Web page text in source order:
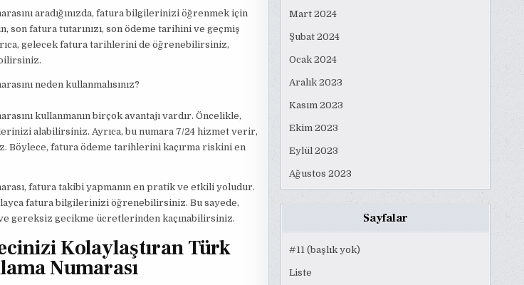
aradığınızda, fatura bilgilerinizi öğrenmek için
son fatura tutarınızı, son ödeme tarihini ve geçmiş
gelecek fatura tarihlerini de öğrenebilirsiniz,
neden kullanmalısınız?
kullanmanın birçok avantajı vardır. Öncelikle,
alabilirsiniz. Ayrıca, bu numara 7/24 hizmet verir,
Böylece, fatura ödeme tarihlerini kaçırma riskini en
fatura takibi yapmanın en pratik ve etkili yoludur.
fatura bilgilerinizi öğrenebilirsiniz. Bu sayede,
gereksiz gecikme ücretlerinden kaçınabilirsiniz.
Kolaylaştıran Türk
Numarası
Mart 2024
Şubat 2024
Ocak 2024
Aralık 2023
Kasım 2023
Ekim 2023
Eylül 2023
Ağustos 2023
Sayfalar
#11 (başlık yok)
Liste